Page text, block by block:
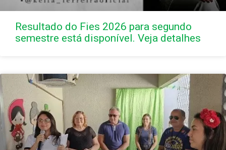
Resultado do Fies 2026 para segundo
semestre está disponível. Veja detalhes